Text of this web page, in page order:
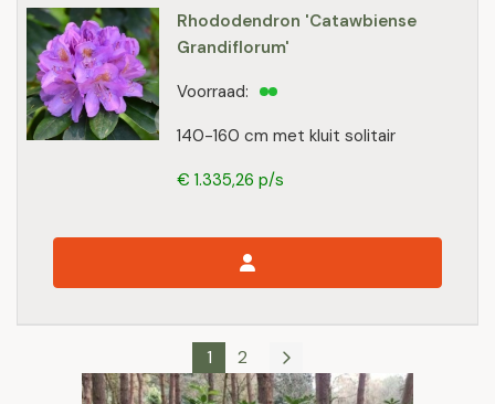
Rhododendron 'Catawbiense
Grandiflorum'
140-160 cm met kluit solitair
Voorraad:
€ 1.335,26 p/s
1 2